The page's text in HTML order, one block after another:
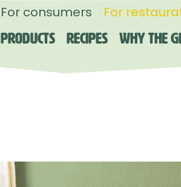
For consumers For
Products Recipes Why The